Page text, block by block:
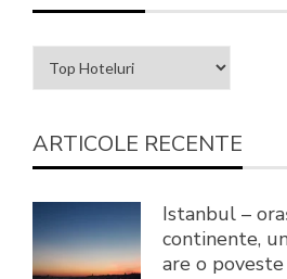
ARTICOLE RECENTE
Istanbul –
continente,
are o poveste